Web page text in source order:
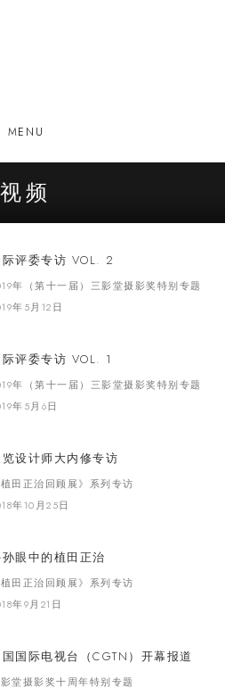
MENU
视频
际评委专访 VOL. 2
年（第十一届）三影堂摄影奖特别专题
年5月12日
际评委专访 VOL. 1
年（第十一届）三影堂摄影奖特别专题
年5月6日
设计师大内修专访
植田正治回顾展》系列专访
年10月25日
眼中的植田正治
植田正治回顾展》系列专访
年9月21日
国际电视台（CGTN）开幕报道
堂摄影奖十周年特别专题